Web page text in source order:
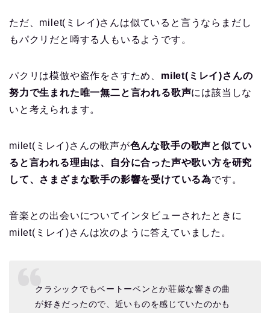
ただ、milet(ミレイ)さんは似ていると言うならまだし
もパクリだと噂する人もいるようです。
パクリは模倣や盗作をさすため、 milet(ミレイ)さんの
努力で生まれた唯一無二と言われる歌声には該当しな
いと考えられます。
milet(ミレイ)さんの歌声が色んな歌手の歌声と似てい
ると言われる理由は、自分に合った声や歌い方を研究
して、さまざまな歌手の影響を受けている為です。
音楽との出会いについてインタビューされたときに
milet(ミレイ)さんは次のように答えていました。
クラシックでもベートーベンとか荘厳な響きの曲
が好きだったので、近いものを感じていたのかも